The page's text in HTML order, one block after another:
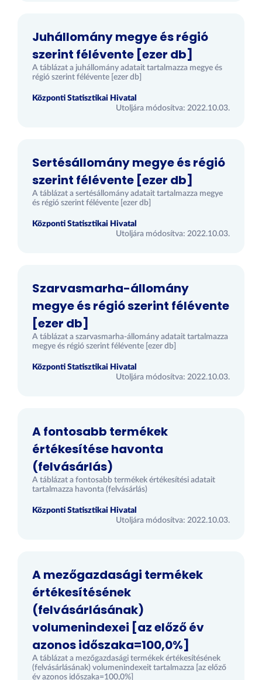
Juhállomány megye és régió
szerint félévente [ezer db]
A táblázat a juhállomány adatait tartalmazza megye és
régió szerint félévente [ezer db]
Központi Statisztikai Hivatal
Utoljára módosítva: 2022.10.03.
Sertésállomány megye és régió
szerint félévente [ezer db]
A táblázat a sertésállomány adatait tartalmazza megye
és régió szerint félévente [ezer db]
Központi Statisztikai Hivatal
Utoljára módosítva: 2022.10.03.
Szarvasmarha-állomány
megye és régió szerint félévente
[ezer db]
A táblázat a szarvasmarha-állomány adatait tartalmazza
megye és régió szerint félévente [ezer db]
Központi Statisztikai Hivatal
Utoljára módosítva: 2022.10.03.
A fontosabb termékek
értékesítése havonta
(felvásárlás)
A táblázat a fontosabb termékek értékesítési adatait
tartalmazza havonta (felvásárlás)
Központi Statisztikai Hivatal
Utoljára módosítva: 2022.10.03.
A mezőgazdasági termékek
értékesítésének
(felvásárlásának)
volumenindexei [az előző év
azonos időszaka=100,0%]
A táblázat a mezőgazdasági termékek értékesítésének
(felvásárlásának) volumenindexeit tartalmazza [az előző
év azonos időszaka=100,0%]